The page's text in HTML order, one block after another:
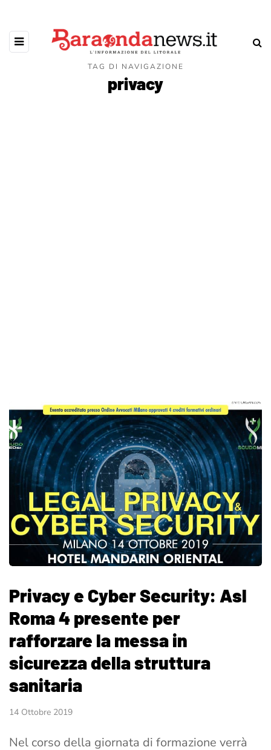
TAG DI NAVIGAZIONE
privacy
Privacy e Cyber Security: Asl
Roma 4 presente per
rafforzare la messa in
sicurezza della struttura
sanitaria
14 Ottobre 2019
Nel corso della giornata di formazione verrà